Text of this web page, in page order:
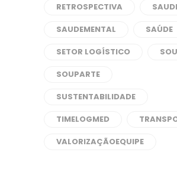
RETROSPECTIVA
SAUDEMENTAL
SAÚDE
SETOR LOGÍSTICO
SOUPARTE
SUSTENTABILIDADE
TIMELOGMED
VALORIZAÇÃOEQUIPE